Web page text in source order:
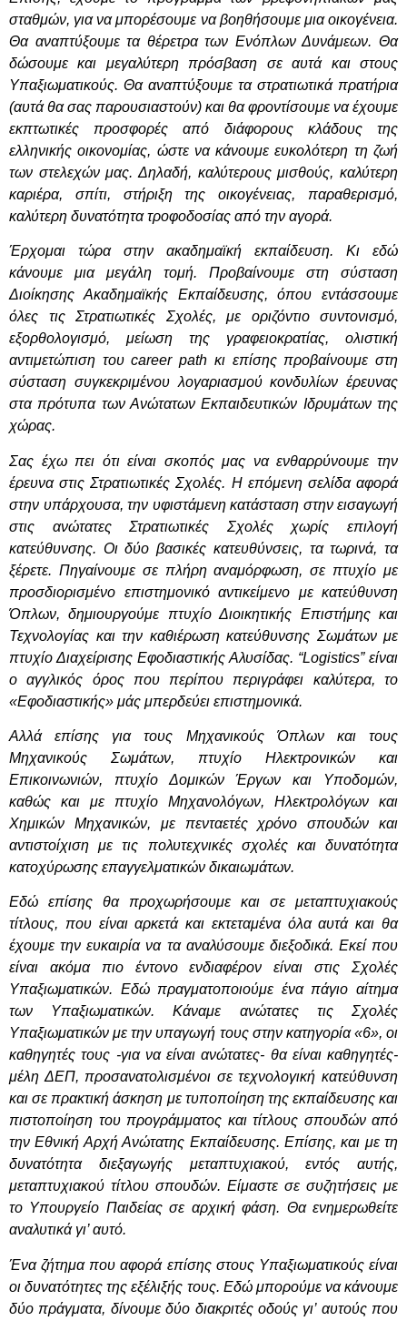
σταθμών, για να μπορέσουμε να βοηθήσουμε μια οικογένεια.
Θα αναπτύξουμε τα θέρετρα των Ενόπλων Δυνάμεων. Θα
δώσουμε και μεγαλύτερη πρόσβαση σε αυτά και στους
Υπαξιωματικούς. Θα αναπτύξουμε τα στρατιωτικά πρατήρια
(αυτά θα σας παρουσιαστούν) και θα φροντίσουμε να έχουμε
εκπτωτικές προσφορές από διάφορους κλάδους της
ελληνικής οικονομίας, ώστε να κάνουμε ευκολότερη τη ζωή
των στελεχών μας. Δηλαδή, καλύτερους μισθούς, καλύτερη
καριέρα, σπίτι, στήριξη της οικογένειας, παραθερισμό,
καλύτερη δυνατότητα τροφοδοσίας από την αγορά.
Έρχομαι τώρα στην ακαδημαϊκή εκπαίδευση. Κι εδώ
κάνουμε μια μεγάλη τομή. Προβαίνουμε στη σύσταση
Διοίκησης Ακαδημαϊκής Εκπαίδευσης, όπου εντάσσουμε
όλες τις Στρατιωτικές Σχολές, με οριζόντιο συντονισμό,
εξορθολογισμό, μείωση της γραφειοκρατίας, ολιστική
αντιμετώπιση του career path κι επίσης προβαίνουμε στη
σύσταση συγκεκριμένου λογαριασμού κονδυλίων έρευνας
στα πρότυπα των Ανώτατων Εκπαιδευτικών Ιδρυμάτων της
χώρας.
Σας έχω πει ότι είναι σκοπός μας να ενθαρρύνουμε την
έρευνα στις Στρατιωτικές Σχολές. Η επόμενη σελίδα αφορά
στην υπάρχουσα, την υφιστάμενη κατάσταση στην εισαγωγή
στις ανώτατες Στρατιωτικές Σχολές χωρίς επιλογή
κατεύθυνσης. Οι δύο βασικές κατευθύνσεις, τα τωρινά, τα
ξέρετε. Πηγαίνουμε σε πλήρη αναμόρφωση, σε πτυχίο με
προσδιορισμένο επιστημονικό αντικείμενο με κατεύθυνση
Όπλων, δημιουργούμε πτυχίο Διοικητικής Επιστήμης και
Τεχνολογίας και την καθιέρωση κατεύθυνσης Σωμάτων με
πτυχίο Διαχείρισης Εφοδιαστικής Αλυσίδας. “Logistics” είναι
ο αγγλικός όρος που περίπου περιγράφει καλύτερα, το
«Εφοδιαστικής» μάς μπερδεύει επιστημονικά.
Αλλά επίσης για τους Μηχανικούς Όπλων και τους
Μηχανικούς Σωμάτων, πτυχίο Ηλεκτρονικών και
Επικοινωνιών, πτυχίο Δομικών Έργων και Υποδομών,
καθώς και με πτυχίο Μηχανολόγων, Ηλεκτρολόγων και
Χημικών Μηχανικών, με πενταετές χρόνο σπουδών και
αντιστοίχιση με τις πολυτεχνικές σχολές και δυνατότητα
κατοχύρωσης επαγγελματικών δικαιωμάτων.
Εδώ επίσης θα προχωρήσουμε και σε μεταπτυχιακούς
τίτλους, που είναι αρκετά και εκτεταμένα όλα αυτά και θα
έχουμε την ευκαιρία να τα αναλύσουμε διεξοδικά. Εκεί που
είναι ακόμα πιο έντονο ενδιαφέρον είναι στις Σχολές
Υπαξιωματικών. Εδώ πραγματοποιούμε ένα πάγιο αίτημα
των Υπαξιωματικών. Κάναμε ανώτατες τις Σχολές
Υπαξιωματικών με την υπαγωγή τους στην κατηγορία «6», οι
καθηγητές τους -για να είναι ανώτατες- θα είναι καθηγητές-
μέλη ΔΕΠ, προσανατολισμένοι σε τεχνολογική κατεύθυνση
και σε πρακτική άσκηση με τυποποίηση της εκπαίδευσης και
πιστοποίηση του προγράμματος και τίτλους σπουδών από
την Εθνική Αρχή Ανώτατης Εκπαίδευσης. Επίσης, και με τη
δυνατότητα διεξαγωγής μεταπτυχιακού, εντός αυτής,
μεταπτυχιακού τίτλου σπουδών. Είμαστε σε συζητήσεις με
το Υπουργείο Παιδείας σε αρχική φάση. Θα ενημερωθείτε
αναλυτικά γι’ αυτό.
Ένα ζήτημα που αφορά επίσης στους Υπαξιωματικούς είναι
οι δυνατότητες της εξέλιξής τους. Εδώ μπορούμε να κάνουμε
δύο πράγματα, δίνουμε δύο διακριτές οδούς γι’ αυτούς που